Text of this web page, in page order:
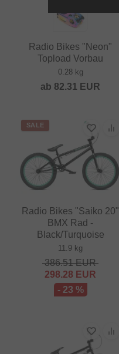
Radio Bikes "Neon"
Topload Vorbau
0.28 kg
ab 82.31 EUR
SALE
Radio Bikes "Saiko 20"
BMX Rad -
Black/Turquoise
11.9 kg
386.51EUR
298.28 EUR
- 23 %